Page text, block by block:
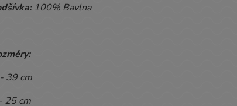
100% Bavlna
- 39 cm
- 25 cm